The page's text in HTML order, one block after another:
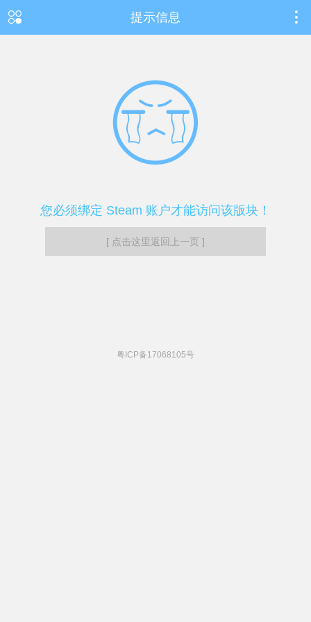
提示信息
您必须绑定 Steam 账户才能访问该版块！
[ 点击这里返回上一页 ]
粤ICP备17068105号